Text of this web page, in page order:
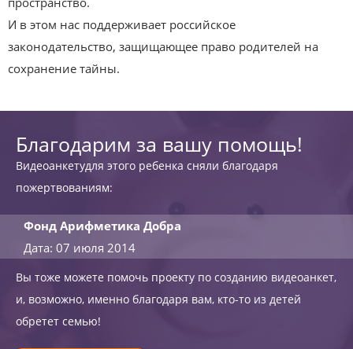
И в этом нас поддерживает российское
законодательство, защищающее право родителей на
сохранение тайны.
Благодарим за вашу помощь!
Видеоанкетудля этого ребенка сняли благодаря
пожертвованиям:
Фонд Арифметика Добра
Дата: 07 июля 2014
Вы тоже можете помочь проекту по созданию видеоанкет,
и, возможно, именно благодаря вам, кто-то из детей
обретет семью!